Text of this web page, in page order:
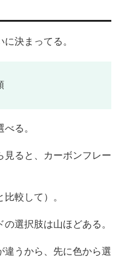
決まってる。
る。
見ると、カーボンフレー
較して）。
選択肢は山ほどある。
違うから、先に色から選